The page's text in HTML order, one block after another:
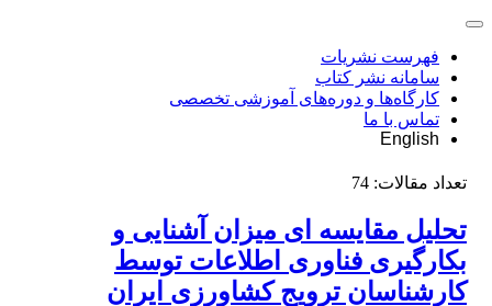
فهرست نشریات
سامانه نشر کتاب
کارگاه‌ها و دوره‌های آموزشی تخصصی
تماس با ما
English
تعداد مقالات: 74
تحلیل مقایسه ای میزان آشنایی و
بکارگیری فناوری اطلاعات توسط
کارشناسان ترویج کشاورزی ایران